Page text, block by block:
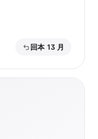
回本 13 月